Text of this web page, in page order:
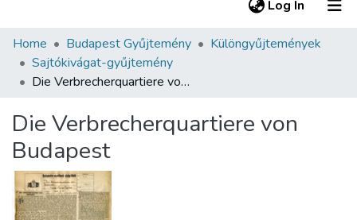
Log In (current)
Communities & Collections
All of DSpace
About us
Home Budapest Gyűjtemény
Különgyűjtemények
Sajtókivágat-gyűjtemény
Die Verbrecherquartiere von Budapest
Die Verbrecherquartiere von
Budapest